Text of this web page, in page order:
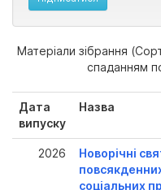
Матеріали зібрання
спаданням
Дата
випуску
Назва
2026
Новорічні
соціальних